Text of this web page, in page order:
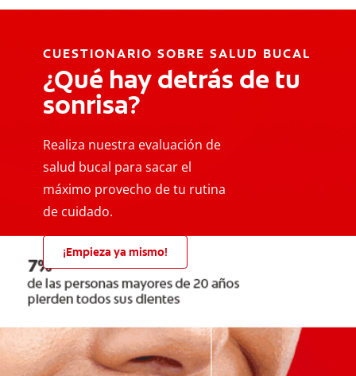
CUESTIONARIO SOBRE SALUD BUCAL
¿Qué hay detrás de tu
sonrisa?
Realiza nuestra evaluación de
salud bucal para sacar el
máximo provecho de tu rutina
de cuidado.
¡Empieza ya mismo!